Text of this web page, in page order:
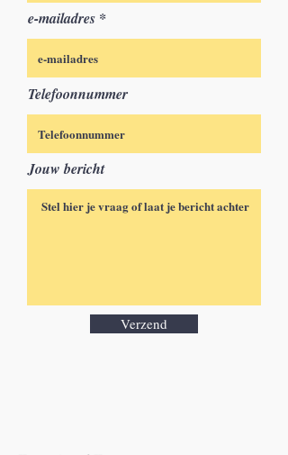
e-mailadres
Telefoonnummer
Jouw bericht
Verzend